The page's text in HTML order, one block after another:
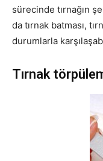
sürecinde tırnağın
da tırnak batması,
durumlarla
Tırnak